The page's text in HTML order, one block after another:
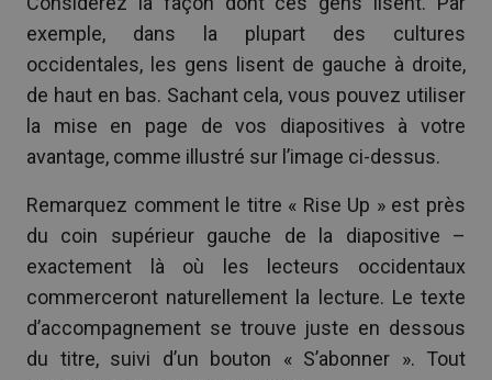
exemple, dans la plupart des cultures
occidentales, les gens lisent de gauche à droite,
de haut en bas. Sachant cela, vous pouvez utiliser
la mise en page de vos diapositives à votre
avantage, comme illustré sur l’image ci-dessus.
Remarquez comment le titre « Rise Up » est près
du coin supérieur gauche de la diapositive –
exactement là où les lecteurs occidentaux
commerceront naturellement la lecture. Le texte
d’accompagnement se trouve juste en dessous
du titre, suivi d’un bouton « S’abonner ». Tout